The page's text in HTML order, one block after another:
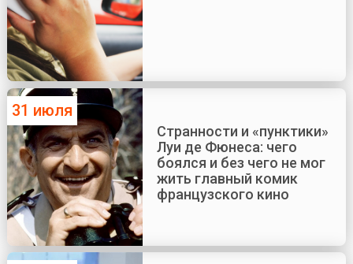
31 июля
Странности и «пунктики»
Луи де Фюнеса: чего
боялся и без чего не мог
жить главный комик
французского кино